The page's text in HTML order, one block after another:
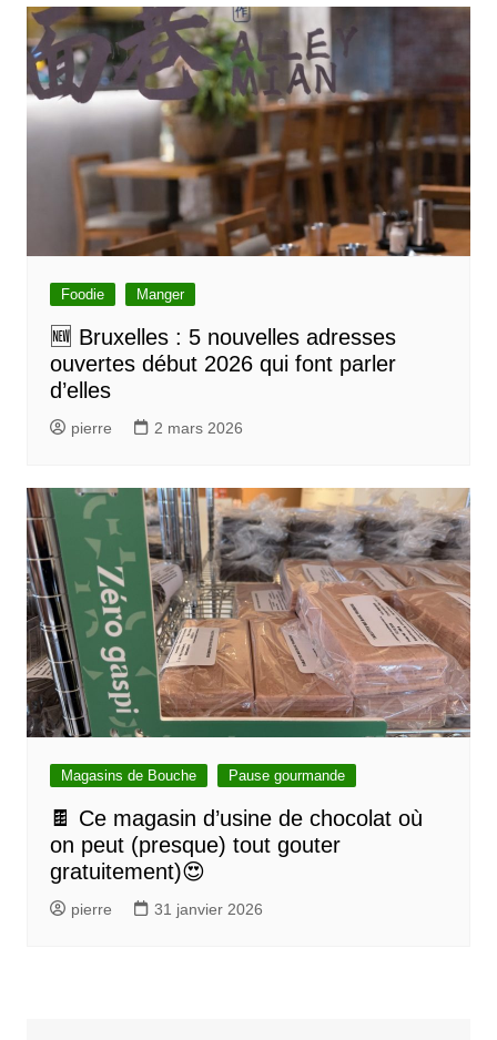
Foodie Manger
🆕 Bruxelles : 5 nouvelles adresses
ouvertes début 2026 qui font parler
d’elles
pierre 2 mars 2026
Magasins de Bouche Pause gourmande
🍫 Ce magasin d’usine de chocolat où
on peut (presque) tout gouter
gratuitement)😍
pierre 31 janvier 2026